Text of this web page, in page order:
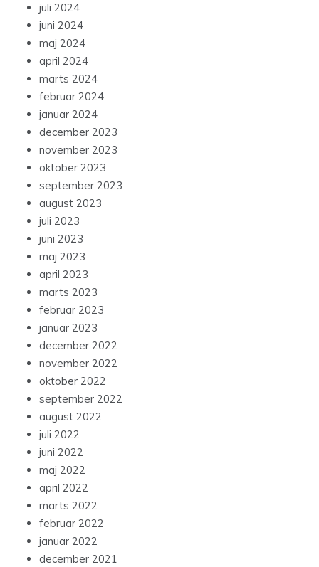
juli 2024
juni 2024
maj 2024
april 2024
marts 2024
februar 2024
januar 2024
december 2023
november 2023
oktober 2023
september 2023
august 2023
juli 2023
juni 2023
maj 2023
april 2023
marts 2023
februar 2023
januar 2023
december 2022
november 2022
oktober 2022
september 2022
august 2022
juli 2022
juni 2022
maj 2022
april 2022
marts 2022
februar 2022
januar 2022
december 2021